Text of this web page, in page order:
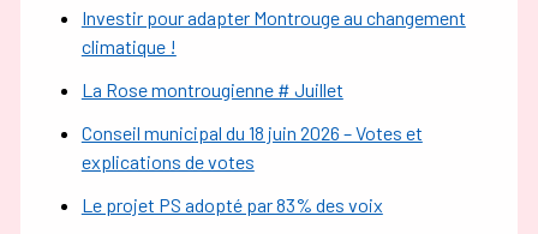
Investir pour adapter Montrouge au changement
climatique !
La Rose montrougienne # Juillet
Conseil municipal du 18 juin 2026 – Votes et
explications de votes
Le projet PS adopté par 83% des voix